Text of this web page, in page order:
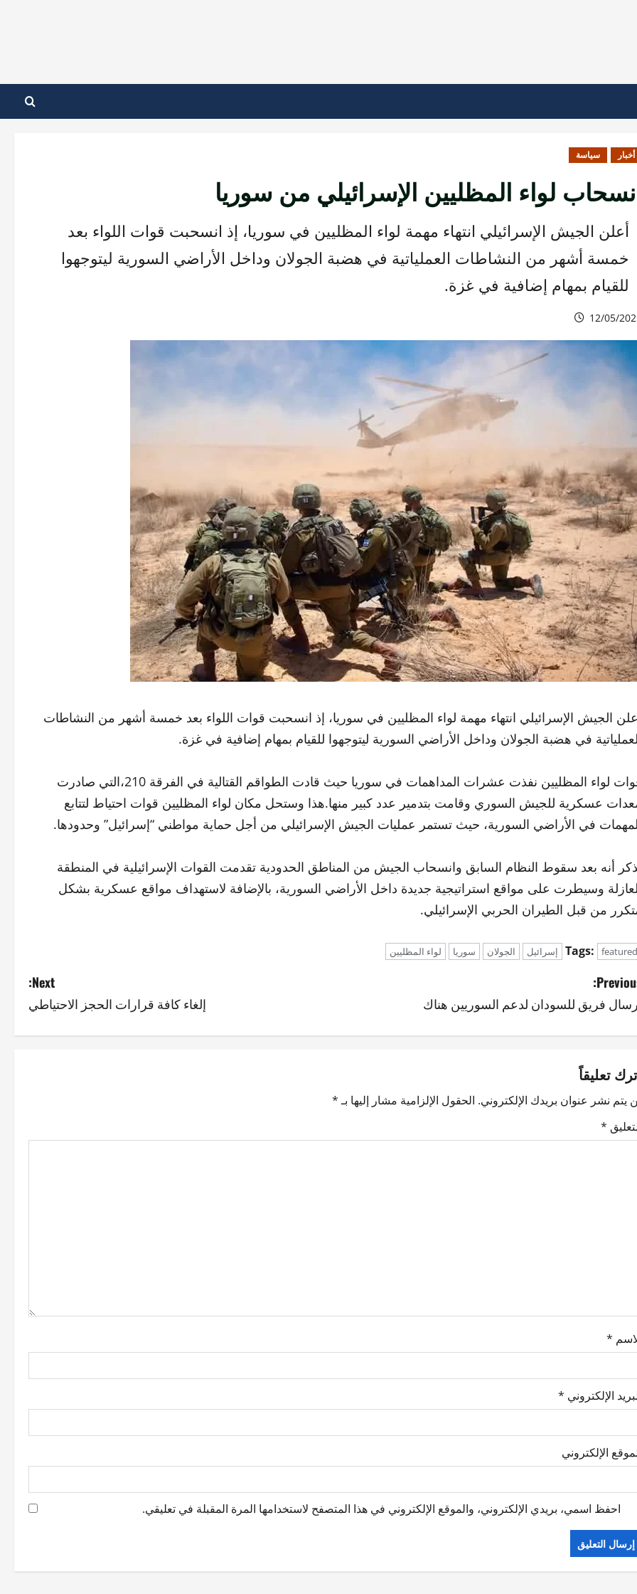
أخبار سياسة
لواء المظليين الإسرائيلي من سوريا
أعلن الجيش الإسرائيلي انتهاء مهمة لواء المظليين في سوريا، إذ انسحبت قوات اللواء بعد
خمسة أشهر من النشاطات العملياتية في هضبة الجولان وداخل الأراضي السورية ليتوجهوا
للقيام بمهام إضافية في غزة.
12/05/
الجيش الإسرائيلي انتهاء مهمة لواء المظليين في سوريا، إذ انسحبت قوات اللواء بعد خمسة أشهر من النشاطات
في هضبة الجولان وداخل الأراضي السورية ليتوجهوا للقيام بمهام إضافية في غزة.
قوات لواء المظليين نفذت عشرات المداهمات في سوريا حيث قادت الطواقم القتالية في الفرقة 210،التي صادرت
عسكرية للجيش السوري وقامت بتدمير عدد كبير منها.هذا وستحل مكان لواء المظليين قوات احتياط لتتابع
في الأراضي السورية، حيث تستمر عمليات الجيش الإسرائيلي من أجل حماية مواطني “إسرائيل” وحدودها.
أنه بعد سقوط النظام السابق وانسحاب الجيش من المناطق الحدودية تقدمت القوات الإسرائيلية في المنطقة
وسيطرت على مواقع استراتيجية جديدة داخل الأراضي السورية، بالإضافة لاستهداف مواقع عسكرية بشكل
من قبل الطيران الحربي الإسرائيلي.
Tags: featured إسرائيل الجولان سوريا لواء المظليين
فريق للسودان لدعم السوريين هناك
Next:
إلغاء كافة قرارات الحجز الاحتياطي
تعليقاً
يتم نشر عنوان بريدك الإلكتروني. الحقول الإلزامية مشار إليها بـ*
*
*
الإلكتروني *
الإلكتروني
احفظ اسمي، بريدي الإلكتروني، والموقع الإلكتروني في هذا المتصفح لاستخدامها المرة المقبلة في تعليقي.